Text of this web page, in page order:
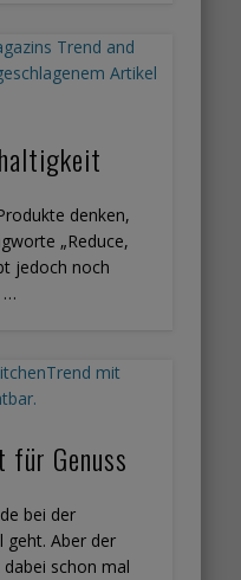
denken,
„Reduce,
jedoch noch
…
für Genuss
bei der
geht. Aber der
schon mal